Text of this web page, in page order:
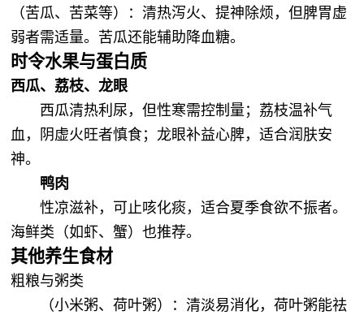
（苦瓜、苦菜等）：清热泻火、提神除烦，但脾胃虚
弱者需适量。苦瓜还能辅助降血糖。
时令水果与蛋白质
‌西瓜、荔枝、龙眼‌
西瓜清热利尿，但性寒需控制量；荔枝温补气
血，阴虚火旺者慎食；龙眼补益心脾，适合润肤安
神。
‌鸭肉‌
性凉滋补，可止咳化痰，适合夏季食欲不振者。
海鲜类（如虾、蟹）也推荐。
其他养生食材
‌粗粮与粥类‌
（小米粥、荷叶粥）：清淡易消化，荷叶粥能祛